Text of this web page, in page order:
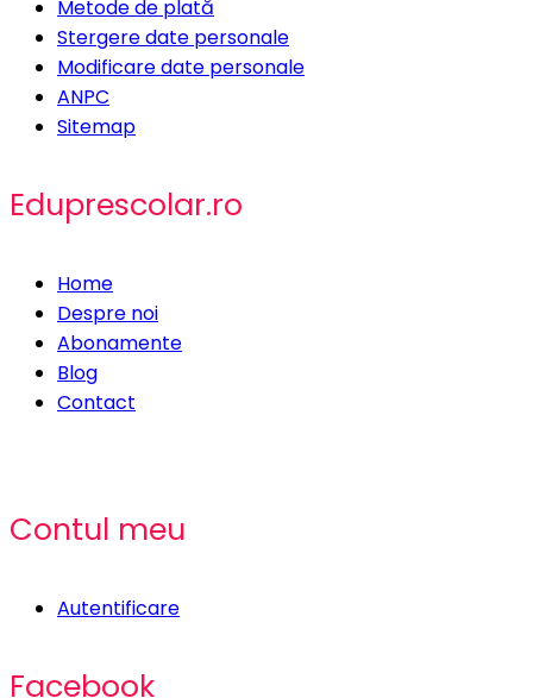
Metode de plată
Stergere date personale
Modificare date personale
ANPC
Sitemap
Eduprescolar.ro
Home
Despre noi
Abonamente
Blog
Contact
Contul meu
Autentificare
Facebook